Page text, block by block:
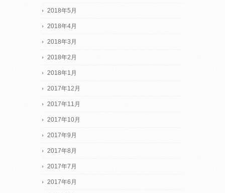
2018年5月
2018年4月
2018年3月
2018年2月
2018年1月
2017年12月
2017年11月
2017年10月
2017年9月
2017年8月
2017年7月
2017年6月